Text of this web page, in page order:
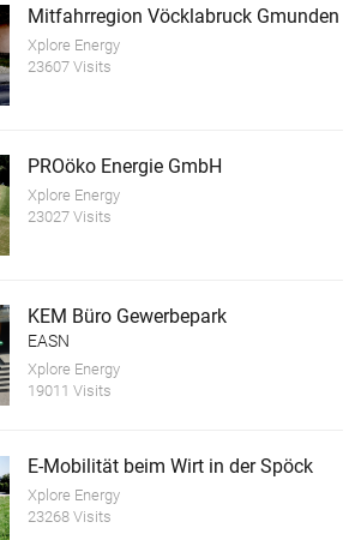
Mitfahrregion Vöcklabruck Gmunden
Xplore Energy
23607 Visits
PROöko Energie GmbH
Xplore Energy
23027 Visits
KEM Büro Gewerbepark
EASN
Xplore Energy
19011 Visits
E-Mobilität beim Wirt in der Spöck
Xplore Energy
23268 Visits